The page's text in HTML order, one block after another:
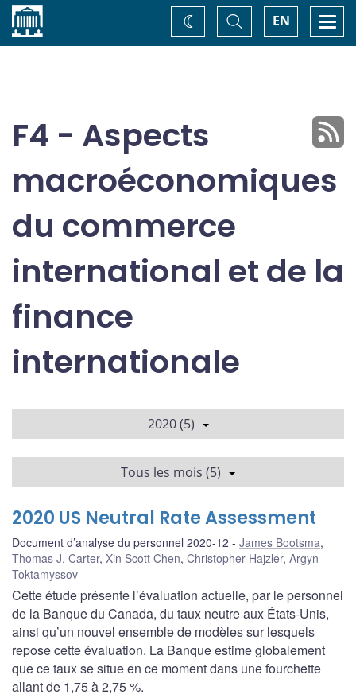
Accueil EN
Basculer
la
recherche
Changez
de
F4 - Aspects
macroéconomiques
du commerce
international et de la
finance
internationale
2020 (5)
Tous les mois (5)
2020 US Neutral Rate Assessment
Document d’analyse du personnel 2020-12 James Bootsma,
Thomas J. Carter, Xin Scott Chen, Christopher Hajzler, Argyn
Toktamyssov
Cette étude présente l’évaluation actuelle, par le personnel
de la Banque du Canada, du taux neutre aux États-Unis,
ainsi qu’un nouvel ensemble de modèles sur lesquels
repose cette évaluation. La Banque estime globalement
que ce taux se situe en ce moment dans une fourchette
allant de 1,75 à 2,75 %.